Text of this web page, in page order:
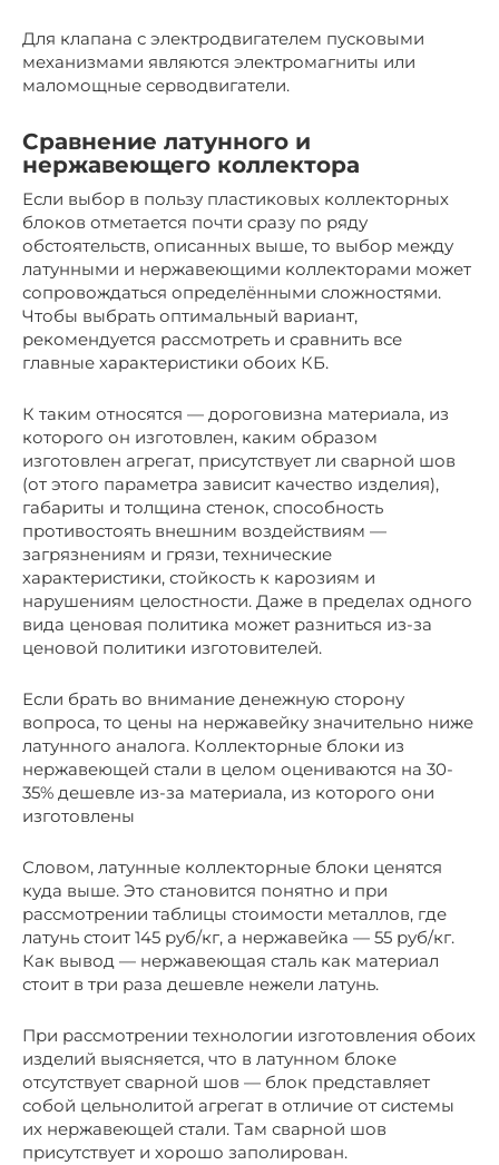
Для клапана с электродвигателем пусковыми
механизмами являются электромагниты или
маломощные серводвигатели.
Сравнение латунного и
нержавеющего коллектора
Если выбор в пользу пластиковых коллекторных
блоков отметается почти сразу по ряду
обстоятельств, описанных выше, то выбор между
латунными и нержавеющими коллекторами может
сопровождаться определёнными сложностями.
Чтобы выбрать оптимальный вариант,
рекомендуется рассмотреть и сравнить все
главные характеристики обоих КБ.
К таким относятся — дороговизна материала, из
которого он изготовлен, каким образом
изготовлен агрегат, присутствует ли сварной шов
(от этого параметра зависит качество изделия),
габариты и толщина стенок, способность
противостоять внешним воздействиям —
загрязнениям и грязи, технические
характеристики, стойкость к карозиям и
нарушениям целостности. Даже в пределах одного
вида ценовая политика может разниться из-за
ценовой политики изготовителей.
Если брать во внимание денежную сторону
вопроса, то цены на нержавейку значительно ниже
латунного аналога. Коллекторные блоки из
нержавеющей стали в целом оцениваются на 30-
35% дешевле из-за материала, из которого они
изготовлены
Словом, латунные коллекторные блоки ценятся
куда выше. Это становится понятно и при
рассмотрении таблицы стоимости металлов, где
латунь стоит 145 руб/кг, а нержавейка — 55 руб/кг.
Как вывод — нержавеющая сталь как материал
стоит в три раза дешевле нежели латунь.
При рассмотрении технологии изготовления обоих
изделий выясняется, что в латунном блоке
отсутствует сварной шов — блок представляет
собой цельнолитой агрегат в отличие от системы
их нержавеющей стали. Там сварной шов
присутствует и хорошо заполирован.